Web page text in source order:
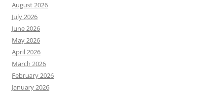
August 2026
July 2026
June 2026
May 2026
April 2026
March 2026
February 2026
January 2026